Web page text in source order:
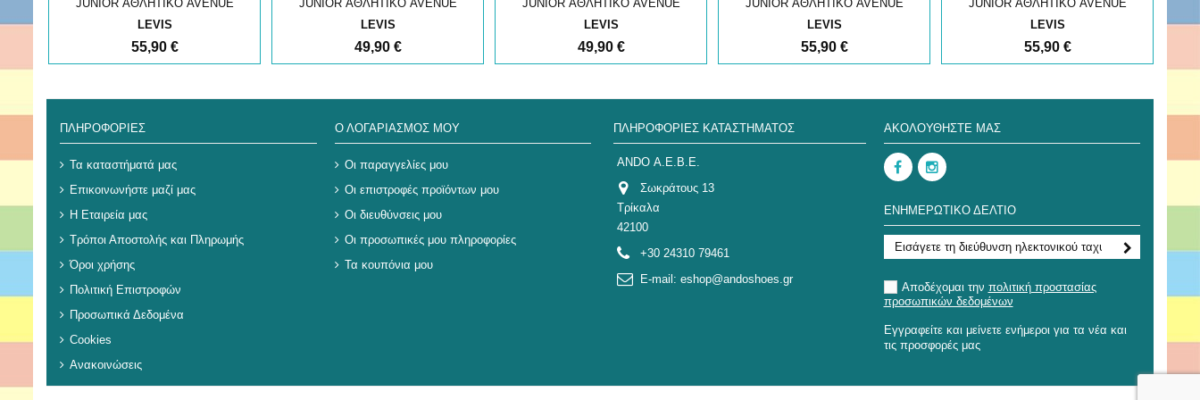
JUNIOR ΑΘΛΗΤΙΚΟ AVENUE
LEVIS
55,90 €
JUNIOR ΑΘΛΗΤΙΚΟ AVENUE
LEVIS
49,90 €
JUNIOR ΑΘΛΗΤΙΚΟ AVENUE
LEVIS
49,90 €
JUNIOR ΑΘΛΗΤΙΚΟ AVENUE
LEVIS
55,90 €
JUNIOR ΑΘΛΗΤΙΚΟ AVENUE
LEVIS
55,90 €
ΠΛΗΡΟΦΟΡΊΕΣ
Τα καταστήματά μας
Επικοινωνήστε μαζί μας
Η Εταιρεία μας
Τρόποι Αποστολής και Πληρωμής
Όροι χρήσης
Πολιτική Επιστροφών
Προσωπικά Δεδομένα
Cookies
Ανακοινώσεις
Ο ΛΟΓΑΡΙΑΣΜΌΣ ΜΟΥ
Οι παραγγελίες μου
Οι επιστροφές προϊόντων μου
Οι διευθύνσεις μου
Οι προσωπικές μου πληροφορίες
Τα κουπόνια μου
ΠΛΗΡΟΦΟΡΊΕΣ ΚΑΤΑΣΤΉΜΑΤΟΣ
ANDO Α.Ε.Β.Ε.
Σωκράτους 13
Τρίκαλα
42100
+30 24310 79461
E-mail: eshop@andoshoes.gr
ΑΚΟΛΟΥΘΉΣΤΕ ΜΑΣ
ΕΝΗΜΕΡΩΤΙΚΌ ΔΕΛΤΊΟ
Αποδέχομαι την πολιτική προστασίας
προσωπικών δεδομένων
Εγγραφείτε και μείνετε ενήμεροι για τα νέα και
τις προσφορές μας